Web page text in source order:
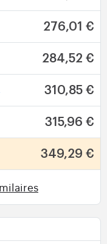
276,01 €
284,52 €
310,85 €
315,96 €
349,29 €